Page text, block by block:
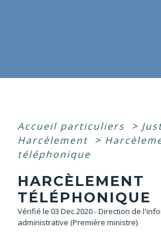
Accueil particuliers >
Harcèlement >
téléphonique
HARCÈLEMENT
TÉLÉPHONIQUE
Vérifié le 03 Dec 2020 - Direction de
administrative (Première ministre)